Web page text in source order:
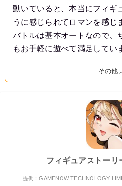
動いていると、本当にフィギ
うに感じられてロマンを感じ
バトルは基本オートなので、
もお手軽に遊べて満足してい
その他
フィギュアストーリ
提供：GAMENOW TECHNOLOGY